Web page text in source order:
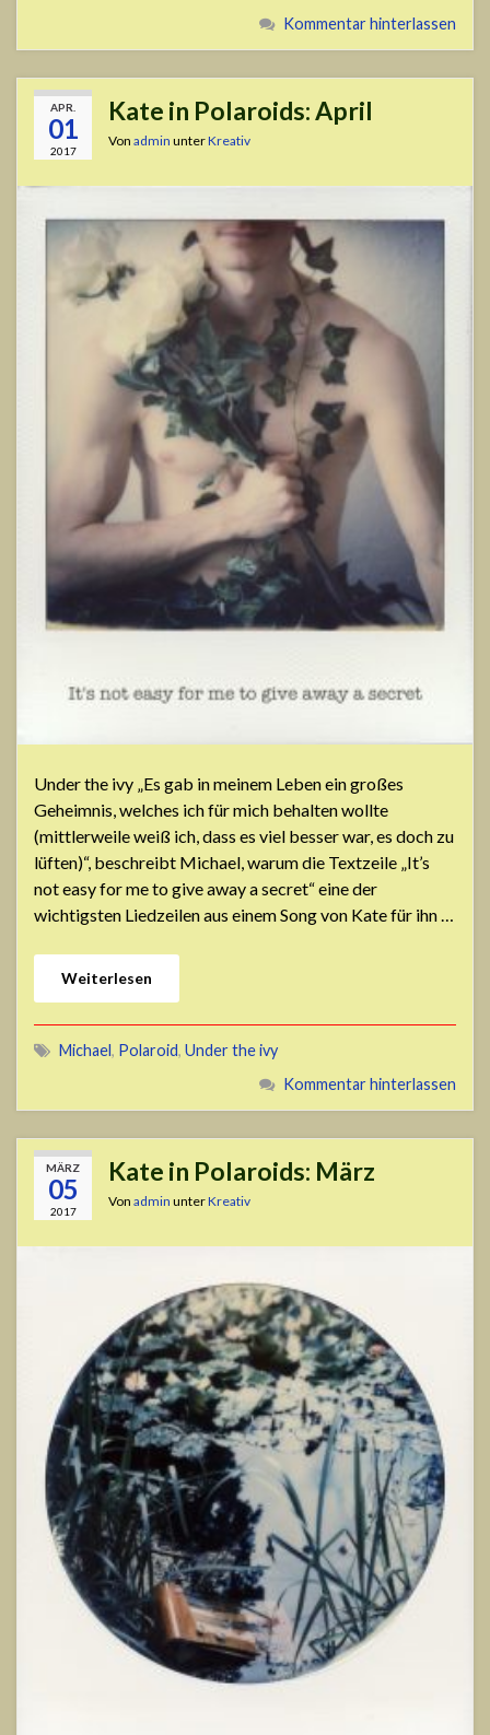
Kommentar hinterlassen
APR.
01
2017
Kate in Polaroids: April
Von admin unterKreativ
Under the ivy „Es gab in meinem Leben ein großes
Geheimnis, welches ich für mich behalten wollte
(mittlerweile weiß ich, dass es viel besser war, es doch zu
lüften)“, beschreibt Michael, warum die Textzeile „It’s
not easy for me to give away a secret“ eine der
wichtigsten Liedzeilen aus einem Song von Kate für ihn …
Weiterlesen
Michael, Polaroid, Under the ivy
Kommentar hinterlassen
MÄRZ
05
2017
Kate in Polaroids: März
Von admin unterKreativ